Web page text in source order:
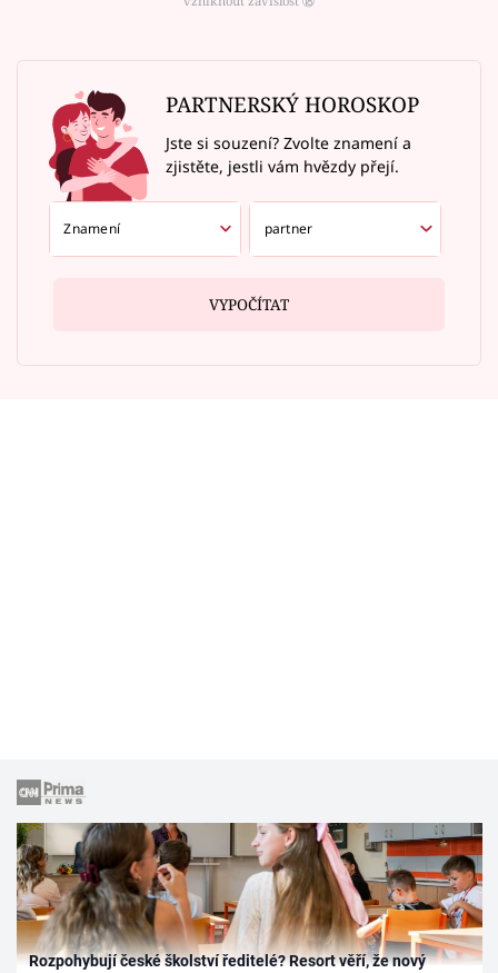
PARTNERSKÝ HOROSKOP
Jste si souzení? Zvolte znamení a
zjistěte, jestli vám hvězdy přejí.
VYPOČÍTAT
Rozpohybují české školství ředitelé? Resort věří, že nový